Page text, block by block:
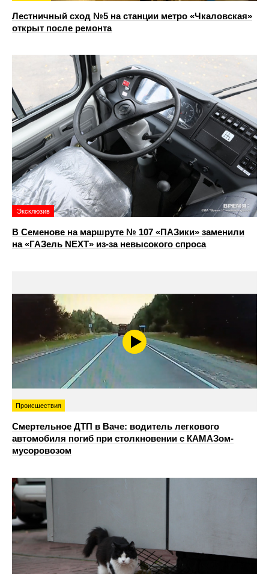
Лестничный сход №5 на станции метро «Чкаловская»
открыт после ремонта
Эксклюзив
В Семенове на маршруте № 107 «ПАЗики» заменили
на «ГАЗель NEXT» из‑за невысокого спроса
Происшествия
Смертельное ДТП в Ваче: водитель легкового
автомобиля погиб при столкновении с КАМАЗом-
мусоровозом